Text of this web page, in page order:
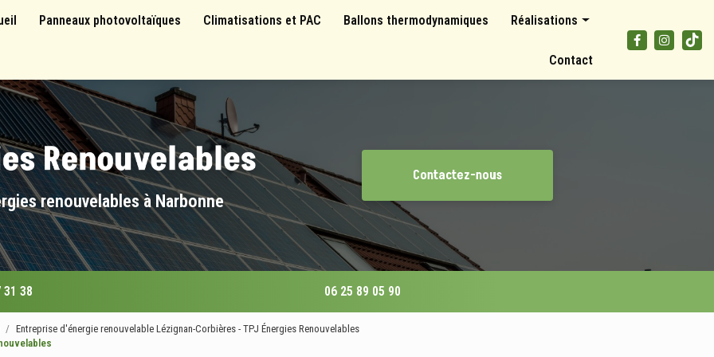
Panneaux photovoltaïques Climatisations et PAC Ballons thermodynamiques Réalisations
Panneaux photovoltaïques
Climatisations et pompes à chaleur
Contact
renouvelables à Narbonne
Contactez-nous
31 38 06 25 89 05 90
Entreprise d'énergie renouvelable Lézignan-Corbières - TPJ Énergies Renouvelables